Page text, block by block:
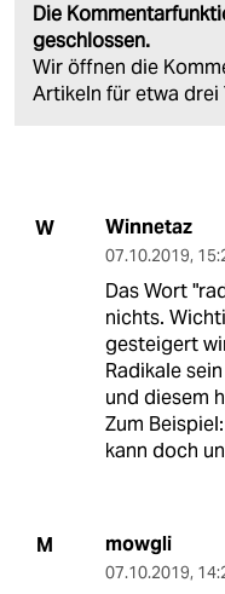
Die
geschlossen.
Wir öffnen die
Artikeln für etwa drei
W Winnetaz
07.10.2019,
Das Wort
nichts.
gesteigert
Radikale
und diesem
Zum
kann doch
M mowgli
07.10.2019,